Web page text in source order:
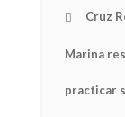
Cruz
Marina
practicar